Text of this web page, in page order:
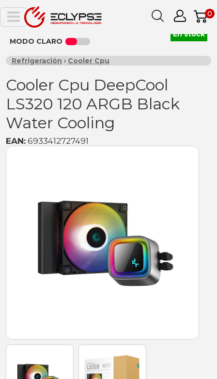
0
MODO CLARO
Refrigeración › Cooler Cpu
Cooler Cpu DeepCool
LS320 120 ARGB Black
Water Cooling
EAN: 6933412727491
En stock